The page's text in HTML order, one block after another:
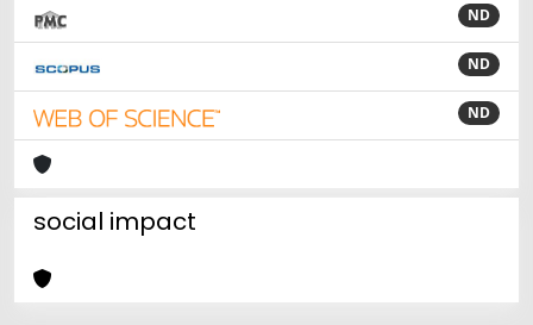
ND
ND
ND
social impact